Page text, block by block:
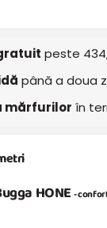
peste
până a doua
mărfurilor în
HONE-